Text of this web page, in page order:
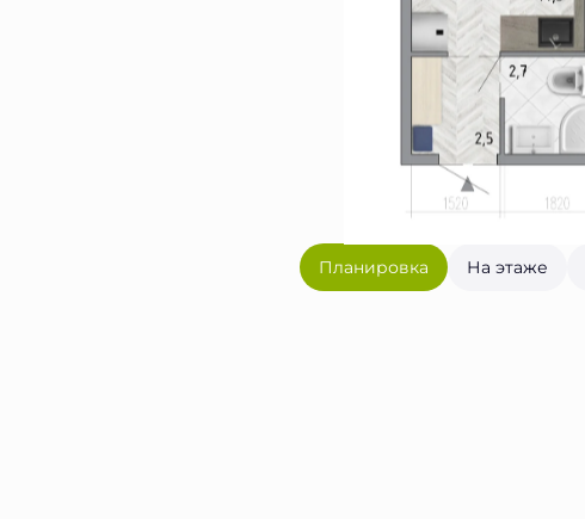
Планировка На этаже